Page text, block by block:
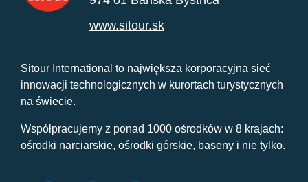
www.sitour.sk
Sitour International to największa korporacyjna sieć
innowacji technologicznych w kurortach turystycznych
na świecie.
Współpracujemy z ponad 1000 ośrodków w 8 krajach:
ośrodki narciarskie, ośrodki górskie, baseny i nie tylko.